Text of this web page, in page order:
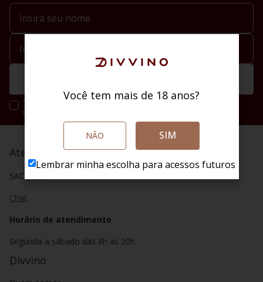
Ao se cadastrar você irá concordar com a nossa política de
privacidade.
Atendimento
SAC (48) 4020 2004
Chat
Horário de atendimento
Segunda a sábado das 8h as 20h.
Divvino
Você tem mais de 18 anos?
NÃO SIM
Lembrar minha escolha para acessos futuros